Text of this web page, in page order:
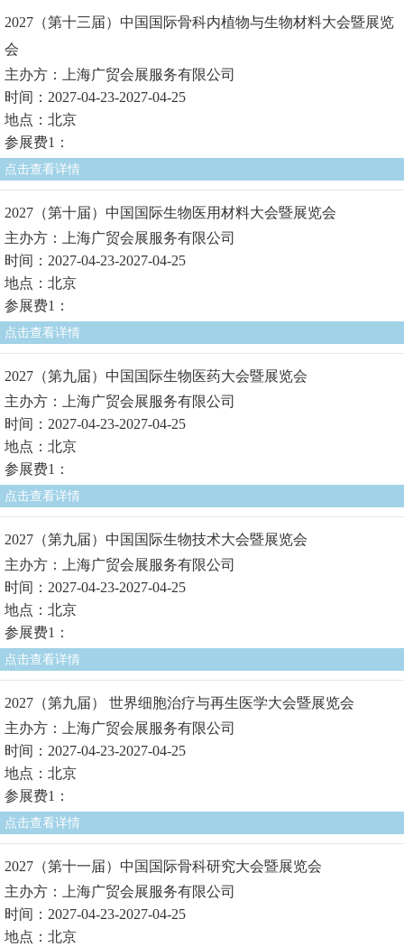
2027（第十三届）中国国际骨科内植物与生物材料大会暨展览
会
主办方：上海广贸会展服务有限公司
时间：2027-04-23-2027-04-25
地点：北京
参展费1：
点击查看详情
2027（第十届）中国国际生物医用材料大会暨展览会
主办方：上海广贸会展服务有限公司
时间：2027-04-23-2027-04-25
地点：北京
参展费1：
点击查看详情
2027（第九届）中国国际生物医药大会暨展览会
主办方：上海广贸会展服务有限公司
时间：2027-04-23-2027-04-25
地点：北京
参展费1：
点击查看详情
2027（第九届）中国国际生物技术大会暨展览会
主办方：上海广贸会展服务有限公司
时间：2027-04-23-2027-04-25
地点：北京
参展费1：
点击查看详情
2027（第九届） 世界细胞治疗与再生医学大会暨展览会
主办方：上海广贸会展服务有限公司
时间：2027-04-23-2027-04-25
地点：北京
参展费1：
点击查看详情
2027（第十一届）中国国际骨科研究大会暨展览会
主办方：上海广贸会展服务有限公司
时间：2027-04-23-2027-04-25
地点：北京